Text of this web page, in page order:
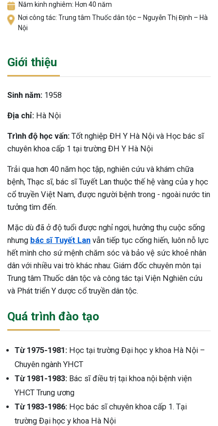
Năm kinh nghiêm: Hơn 40 năm
Nơi công tác: Trung tâm Thuốc dân tộc – Nguyễn Thị Định – Hà
Nội
Giới thiệu
Sinh năm: 1958
Địa chỉ: Hà Nội
Trình độ học vấn: Tốt nghiệp ĐH Y Hà Nội và Học bác sĩ
chuyên khoa cấp 1 tại trường ĐH Y Hà Nội
Trải qua hơn 40 năm học tập, nghiên cứu và khám chữa
bệnh, Thạc sĩ, bác sĩ Tuyết Lan thuộc thế hệ vàng của y học
cổ truyền Việt Nam, được người bệnh trong - ngoài nước tin
tưởng tìm đến.
Mặc dù đã ở độ tuổi được nghỉ ngơi, hưởng thụ cuộc sống
nhưng bác sĩ Tuyết Lan vẫn tiếp tục cống hiến, luôn nỗ lực
hết mình cho sứ mệnh chăm sóc và bảo vệ sức khoẻ nhân
dân với nhiều vai trò khác nhau: Giám đốc chuyên môn tại
Trung tâm Thuốc dân tộc và công tác tại Viện Nghiên cứu
và Phát triển Y dược cổ truyền dân tộc.
Quá trình đào tạo
Từ 1975-1981: Học tại trường Đại học y khoa Hà Nội –
Chuyên ngành YHCT
Từ 1981-1983: Bác sĩ điều trị tại khoa nội bệnh viện
YHCT Trung ương
Từ 1983-1986: Học bác sĩ chuyên khoa cấp 1. Tại
trường Đại học y khoa Hà Nội